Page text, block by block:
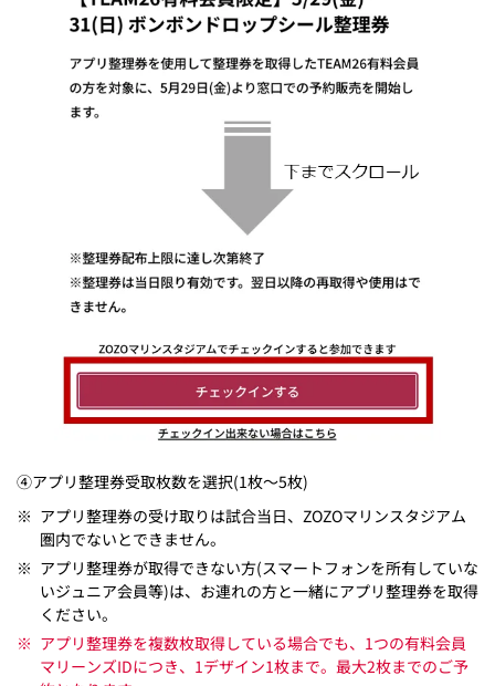
④アプリ整理券受取枚数を選択(1枚～5枚)
※ アプリ整理券の受け取りは試合当日、ZOZOマリンスタジアム
圏内でないとできません。
※ アプリ整理券が取得できない方(スマートフォンを所有していな
いジュニア会員等)は、お連れの方と一緒にアプリ整理券を取得
ください。
※ アプリ整理券を複数枚取得している場合でも、1つの有料会員
マリーンズIDにつき、1デザイン1枚まで。最大2枚までのご予